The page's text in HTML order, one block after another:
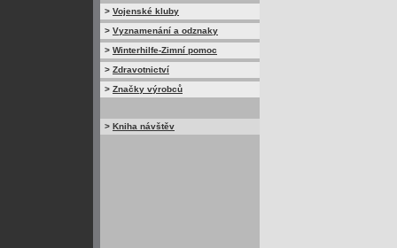
> Vojenské kluby
> Vyznamenání a odznaky
> Winterhilfe-Zimní pomoc
> Zdravotnictví
> Značky výrobců
> Kniha návštěv